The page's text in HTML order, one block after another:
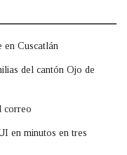
en Cuscatlán
del cantón Ojo de
correo
en minutos en tres